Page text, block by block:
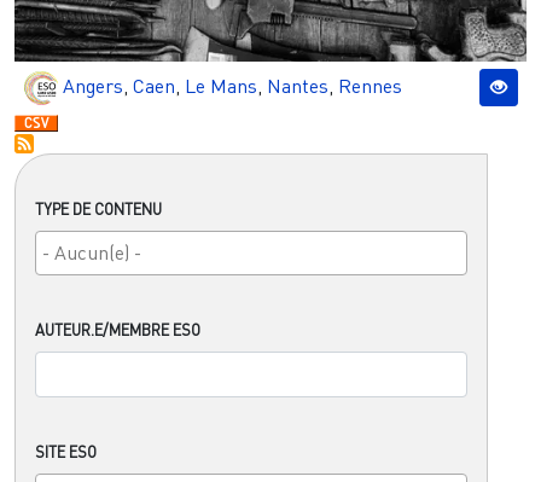
TYPE DE CONTENU
AUTEUR.E/MEMBRE ESO
SITE ESO
Angers, Caen, Le Mans, Nantes, Rennes